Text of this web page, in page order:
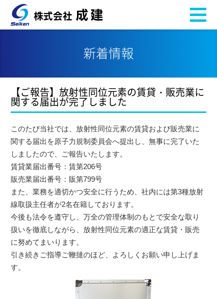
新着情報
【ご報告】放射性同位元素の賃貸・販売業に
関する届出が完了しました
このたび当社では、放射性同位元素の賃貸および販売業に
関する届出を原子力規制委員会へ提出し、無事に完了いた
しましたので、ご報告いたします。
賃貸業届出番号：賃第206号
販売業届出番号：販第799号
また、業務を適切かつ安全に行うため、社内には第3種放射
線取扱主任者が2名在籍しております。
今後も法令を遵守し、万全の管理体制のもとで安全な取り
扱いを徹底しながら、放射性同位元素の適正な賃貸・販売
に努めてまいります。
引き続きご指導ご鞭撻のほど、よろしくお願い申し上げま
す。